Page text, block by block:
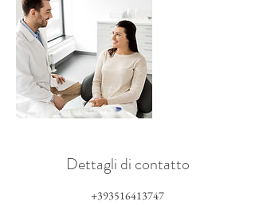
Dettagli di contatto
+393516413747